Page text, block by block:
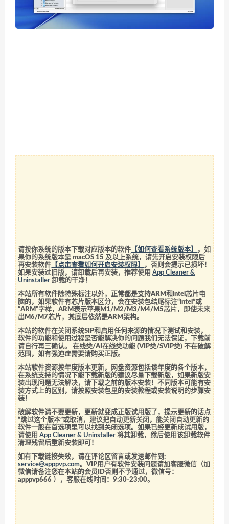
请按你系统的版本下载对应版本的软件 【如何查看系统版本】
，如
果你的系统版本是 macOS 15 及以上系统，请先开启安装权限后
再安装软件 【点击查看如何开启安装权限】
，否则会提示已损坏！
如果安装过旧版，请卸载后再安装，推荐使用App Cleaner &
Uninstaller 卸载的干净！
本站所有软件除特殊标注以外，正常都是支持ARM和intel芯片电
脑的，如果软件有芯片版本区分，会在安装包结尾标注“intel”或
“ARM”字样，ARM表示苹果M1/M2/M3/M4/M5芯片，即使未来
出M6/M7芯片，其底层依然是ARM架构。
本站的软件在关闭系统SIP和启用任何来源的情况下测试和安装，
软件的功能和使用过程是否能解决你的问题我们无法保证，下载前
请自行再三确认。 在线类/AI在线类功能 (VIP类/SVIP类) 不在破解
范围，如有强迫症需要请购买正版。
本站软件资源按年度版本更新，网盘资源包括该年度的各个版本，
在系统支持的情况下能下载新版的建议尽量下载新版，如果新版安
装出现问题无法解决，请下载之前的版本安装！不同版本可能有安
装方式上的区别，请按照安装包里的安装教程或安装说明的步骤安
装！
破解软件请不要更新，更新就变成正版试用版了，提示更新的话点
“跳过这个版本”或取消，建议把自动更新关闭，能关闭自动更新的
软件一般在首选项里可以找到关闭选项。如果已经更新成试用版，
请使用App Cleaner & Uninstaller 将其卸载，然后使用该卸载软件
清理残留后重新安装即可！
如有下载链接失效，请在评论区留言或发送邮件到:
service@apppvp.com。VIP用户有软件安装问题请加客服微信（加
微信请备注您在本站的会员ID否则不予通过，微信号：
apppvp666 ），客服在线时间：9:30-23:00。